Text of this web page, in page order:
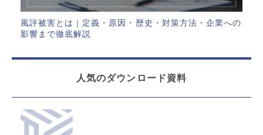
風評被害とは｜定義・原因・歴史・対策方法・企業への
影響まで徹底解説
人気のダウンロード資料